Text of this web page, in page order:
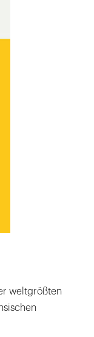
weltgrößten